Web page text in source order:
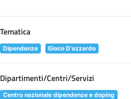
Tematica
Dipendenze Gioco D'azzardo
Dipartimenti/Centri/Servizi
Centro nazionale dipendenze e doping